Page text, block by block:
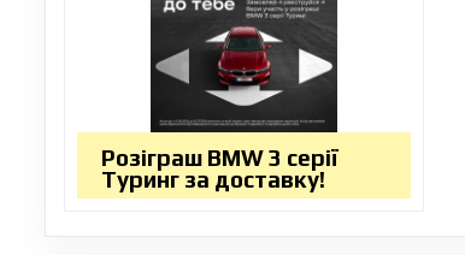
Розіграш BMW 3 серії
Туринг за доставку!